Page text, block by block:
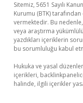
Sitemiz, 5651 Sayılı
Kurumu (BTK)
vermektedir. Bu
veya araştırma
yazdıkları içeriklerin
bu sorumluluğu kabul
Hukuka ve yasal
içerikleri,
halinde, ilgili içerikler